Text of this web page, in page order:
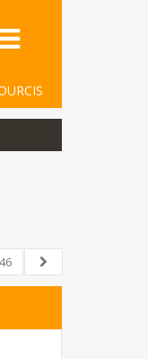
46
Suivant